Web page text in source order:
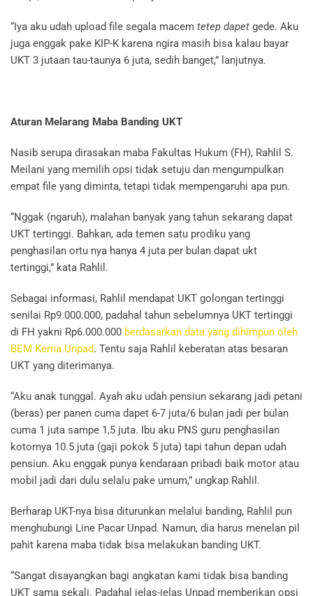
“Iya aku udah upload file segala macem tetep dapet gede. Aku
juga enggak pake KIP-K karena ngira masih bisa kalau bayar
UKT 3 jutaan tau-taunya 6 juta, sedih banget,” lanjutnya.
Aturan Melarang Maba Banding UKT
Nasib serupa dirasakan maba Fakultas Hukum (FH), Rahlil S.
Meilani yang memilih opsi tidak setuju dan mengumpulkan
empat file yang diminta, tetapi tidak mempengaruhi apa pun.
“Nggak (ngaruh), malahan banyak yang tahun sekarang dapat
UKT tertinggi. Bahkan, ada temen satu prodiku yang
penghasilan ortu nya hanya 4 juta per bulan dapat ukt
tertinggi,” kata Rahlil.
Sebagai informasi, Rahlil mendapat UKT golongan tertinggi
senilai Rp9.000.000, padahal tahun sebelumnya UKT tertinggi
di FH yakni Rp6.000.000 berdasarkan data yang dihimpun oleh
BEM Kema Unpad. Tentu saja Rahlil keberatan atas besaran
UKT yang diterimanya.
“Aku anak tunggal. Ayah aku udah pensiun sekarang jadi petani
(beras) per panen cuma dapet 6-7 juta/6 bulan jadi per bulan
cuma 1 juta sampe 1,5 juta. Ibu aku PNS guru penghasilan
kotornya 10.5 juta (gaji pokok 5 juta) tapi tahun depan udah
pensiun. Aku enggak punya kendaraan pribadi baik motor atau
mobil jadi dari dulu selalu pake umum,” ungkap Rahlil.
Berharap UKT-nya bisa diturunkan melalui banding, Rahlil pun
menghubungi Line Pacar Unpad. Namun, dia harus menelan pil
pahit karena maba tidak bisa melakukan banding UKT.
“Sangat disayangkan bagi angkatan kami tidak bisa banding
UKT sama sekali. Padahal jelas-jelas Unpad memberikan opsi